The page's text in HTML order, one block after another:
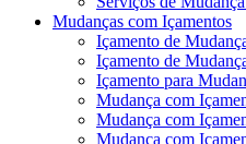
Mudanças com Içamentos
Içamento de
Içamento de
Içamento para
Mudança com
Mudança com
Mudança com